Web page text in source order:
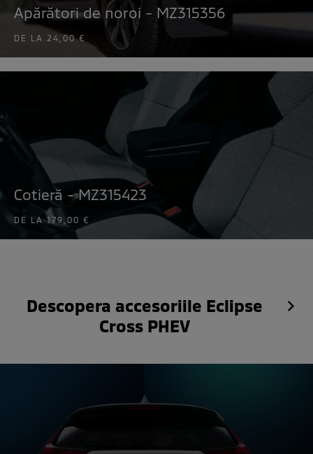
Apărători de noroi - MZ315356
DE LA 24,00 €
Cotieră - MZ315423
DE LA179,00 €
Descopera accesoriile Eclipse
Cross PHEV